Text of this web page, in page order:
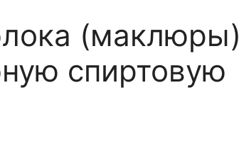
(маклюры)
спиртовую